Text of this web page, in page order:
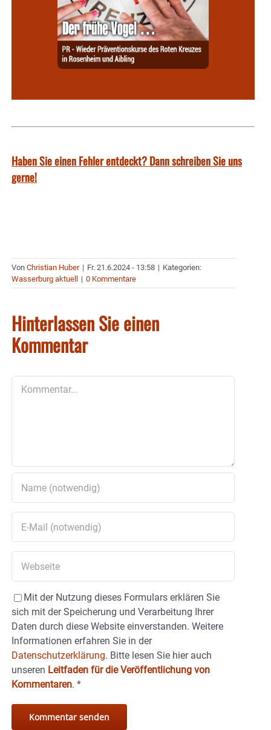
Haben Sie einen Fehler entdeckt? Dann schreiben Sie uns
gerne!
Von Christian Huber | Fr. 21.6.2024 - 13:58 | Kategorien:
Wasserburg aktuell
| 0 Kommentare
Hinterlassen Sie einen
Kommentar
Mit der Nutzung dieses Formulars erklären Sie
sich mit der Speicherung und Verarbeitung Ihrer
Daten durch diese Website einverstanden. Weitere
Informationen erfahren Sie in der
Datenschutzerklärung. Bitte lesen Sie hier auch
unseren Leitfaden für die Veröffentlichung von
Kommentaren. *